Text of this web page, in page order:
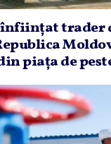
trader
piaţa de